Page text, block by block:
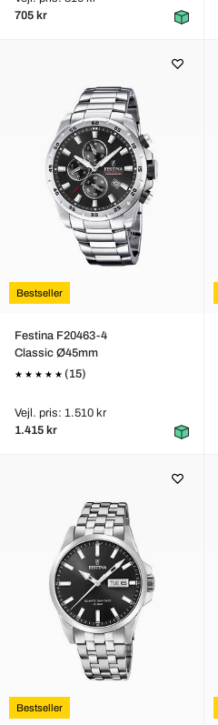
705 kr
Bestseller
Festina F20463-4
Classic Ø45mm
(15)
Vejl. pris: 1.510 kr
1.415 kr
Bestseller